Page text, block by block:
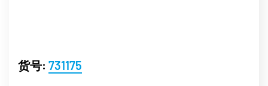
货号: 731175